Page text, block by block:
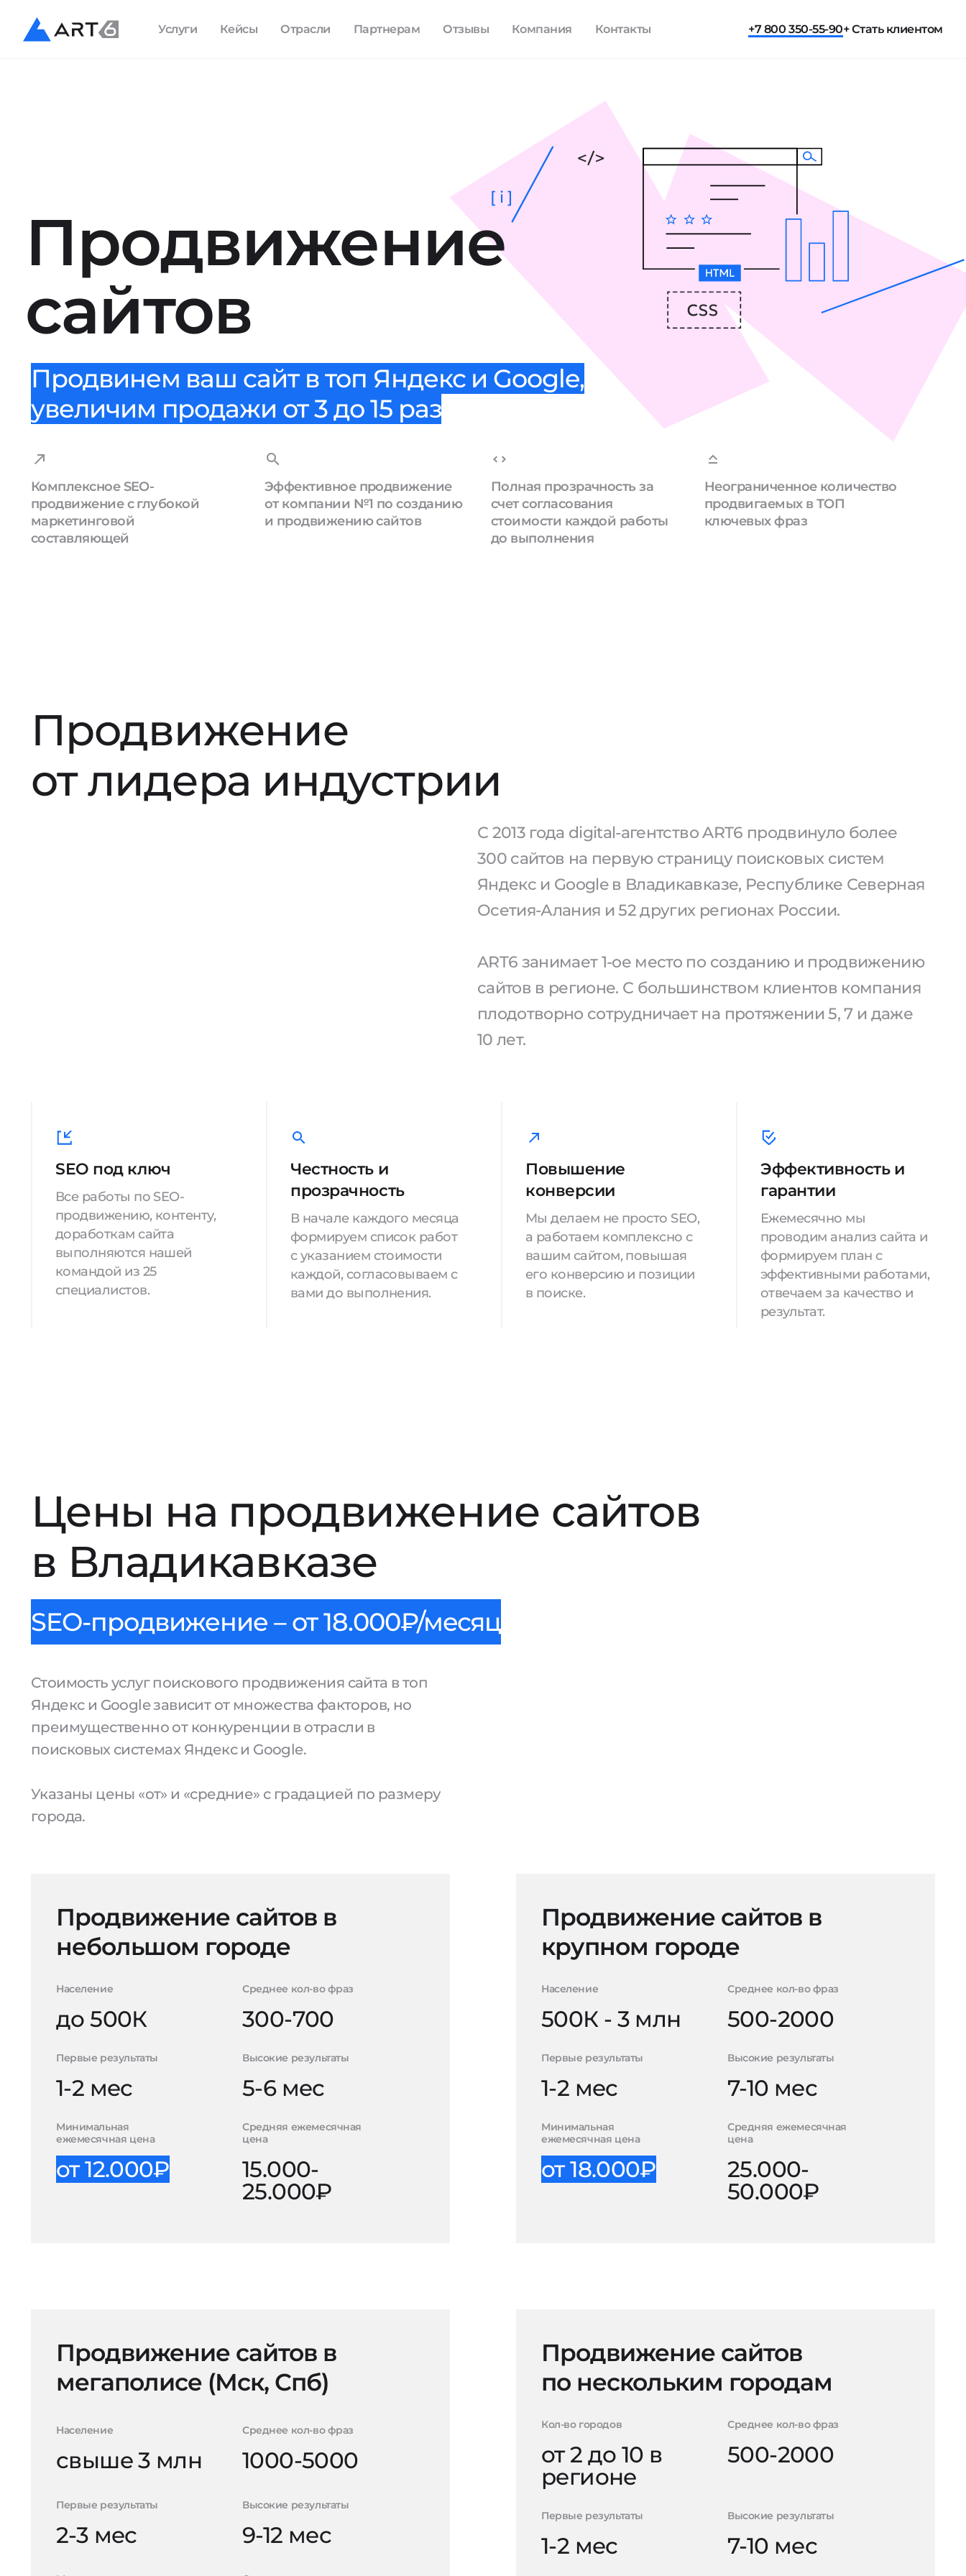
Услуги Кейсы Отрасли Партнерам Отзывы Компания Контакты +7 800 350-55-90+ Стать клиентом
Продвижение
сайтов
[ i ]
Продвинем ваш сайт в топ Яндекс и Google,
увеличим продажи от 3 до 15 раз
Комплексное SEO-
продвижение с глубокой
маркетинговой
составляющей
Эффективное продвижение
от компании №1 по созданию
и продвижению сайтов
Полная прозрачность за
счет согласования
стоимости каждой работы
до выполнения
Неограниченное количество
продвигаемых в ТОП
ключевых фраз
Продвижение
от лидера индустрии
С 2013 года digital-агентство ART6 продвинуло более
300 сайтов на первую страницу поисковых систем
Яндекс и Google в Владикавказе, Республике Северная
Осетия-Алания и 52 других регионах России.
ART6 занимает 1-ое место по созданию и продвижению
сайтов в регионе. С большинством клиентов компания
плодотворно сотрудничает на протяжении 5, 7 и даже
10 лет.
SEO под ключ
Все работы по SEO-
продвижению, контенту,
доработкам сайта
выполняются нашей
командой из 25
специалистов.
Честность и
прозрачность
В начале каждого месяца
формируем список работ
с указанием стоимости
каждой, согласовываем с
вами до выполнения.
Повышение
конверсии
Мы делаем не просто SEO,
а работаем комплексно с
вашим сайтом, повышая
его конверсию и позиции
в поиске.
Эффективность и
гарантии
Ежемесячно мы
проводим анализ сайта и
формируем план с
эффективными работами,
отвечаем за качество и
результат.
Цены на продвижение сайтов
в Владикавказе
SEO-продвижение – от 18.000₽/месяц
Стоимость услуг поискового продвижения сайта в топ
Яндекс и Google зависит от множества факторов, но
преимущественно от конкуренции в отрасли в
поисковых системах Яндекс и Google.
Указаны цены «от» и «средние» с градацией по размеру
города.
Продвижение сайтов в
небольшом городе
Население
до 500К
Среднее кол-во фраз
300-700
Первые результаты
1-2 мес
Высокие результаты
5-6 мес
Минимальная
ежемесячная цена
от 12.000₽
Средняя ежемесячная
цена
15.000-
25.000₽
Продвижение сайтов в
крупном городе
Население
500К - 3 млн
Среднее кол-во фраз
500-2000
Первые результаты
1-2 мес
Высокие результаты
7-10 мес
Минимальная
ежемесячная цена
от 18.000₽
Средняя ежемесячная
цена
25.000-
50.000₽
Продвижение сайтов в
мегаполисе (Мск, Спб)
Население
свыше 3 млн
Среднее кол-во фраз
1000-5000
Первые результаты
2-3 мес
Высокие результаты
9-12 мес
Продвижение сайтов
по нескольким городам
Кол-во городов
от 2 до 10 в
регионе
Среднее кол-во фраз
500-2000
Первые результаты
1-2 мес
Высокие результаты
7-10 мес